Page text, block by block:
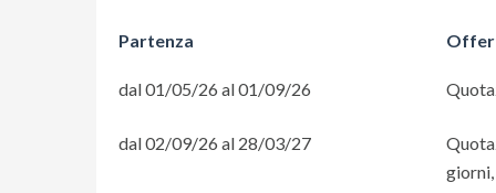
a tikkas e kebab alla griglia e pizze appena fatte!
Bocconcini di pollo, hot dog e panini serviti nei
Alla ricerca di opzioni più salutari? Insalate,
Partenza
dal 01/05/26 al 01/09/26
dal 02/09/26 al 28/03/27
giorni,